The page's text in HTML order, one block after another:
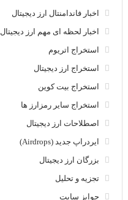
اخبار فاندامنتال ارز دیجیتال
اخبار لحظه ای مهم ارز دیجیتال
استخراج اتریوم
استخراج ارز دیجیتال
استخراج بیت کوین
استخراج سایر رمزارز ها
اصطلاحات ارز دیجیتال
ایردراپ جدید (Airdrops)
بزرگان ارز دیجیتال
تجزیه و تحلیل
جوایز سایت